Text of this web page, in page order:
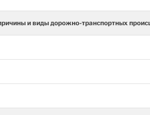
и виды дорожно-транспортных